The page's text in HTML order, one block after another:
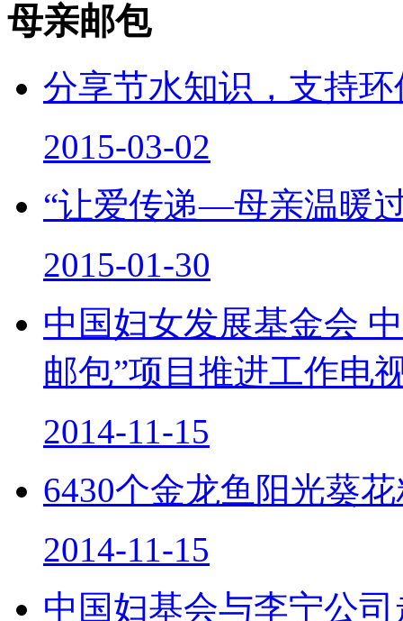
母亲邮包
分享节水知识，支持
2015-03-02
“让爱传递—母亲温暖
2015-01-30
中国妇女发展基金会
邮包”项目推进工作电
2014-11-15
6430个金龙鱼阳光葵
2014-11-15
中国妇基会与李宁公